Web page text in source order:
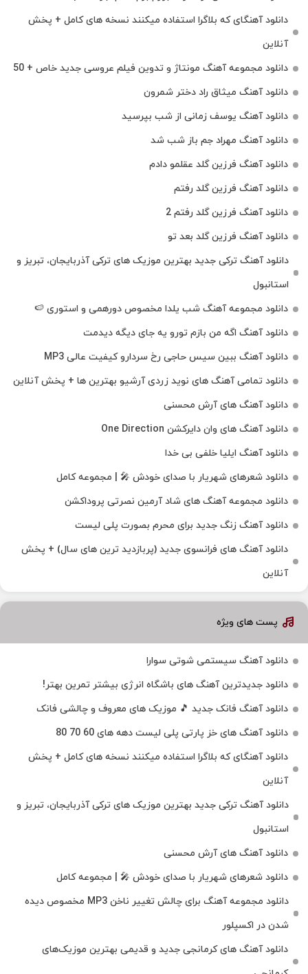
دانلود آهنگای که بلاگرا استفاده میکنند نسخه های کامل + پخش
آنلاین
دانلود مجموعه آهنگ مونتاژ و تدوین فیلم عروسی جدید خاص + 50
دانلود آهنگ میثاق راد دختر شمرون
دانلود آهنگ یوسف زمانی از شب بپرسید
دانلود آهنگ مهراد جم باز شب شد
دانلود آهنگ فرزین گلد عقلمو دادم
دانلود آهنگ فرزین گلد رفتم
دانلود آهنگ فرزین گلد رفتم 2
دانلود آهنگ فرزین گلد بعد تو
دانلود آهنگ ترکی جدید بهترین موزیک‌ های ترکی آذربایجان، تبریز و
استانبول
دانلود مجموعه آهنگ شب یلدا مخصوص دورهمی و استوری 🍉
دانلود آهنگ اگه من بازم تورو یه جای دیگه دیدمت
دانلود آهنگ ببین سیس حاجی رخ سردارو کیفیت عالی MP3
دانلود تمامی آهنگ های نوید زردی آرشیو بهترین ها + پخش آنلاین
دانلود آهنگ های آرش محسنی
دانلود آهنگ های وان دایرکشن One Direction
دانلود آهنگ ایلیا خلفی بی خدا
دانلود شعرهای شهریار با صدای خودش 🎤 | مجموعه کامل
دانلود مجموعه آهنگ های شاد آرمین نصرتی پروداکشن
دانلود آهنگ زنگ جدید برای محرم بصورت پلی لیست
دانلود آهنگ های فرانسوی جدید (پربازدید ترین های سال) + پخش
آنلاین
پست های ویژه
دانلود آهنگ سیستمی شوتی سوارا
دانلود جدیدترین آهنگ‌ های باشگاه انرژی بیشتر تمرین بهتر!
دانلود آهنگ فانک جدید 🎵 موزیک‌ های معروف و چالشی فانک
دانلود آهنگ های خز پارتی پلی لیست دهه های 60 70 80
دانلود آهنگای که بلاگرا استفاده میکنند نسخه های کامل + پخش
آنلاین
دانلود آهنگ ترکی جدید بهترین موزیک‌ های ترکی آذربایجان، تبریز و
استانبول
دانلود آهنگ های آرش محسنی
دانلود شعرهای شهریار با صدای خودش 🎤 | مجموعه کامل
دانلود مجموعه آهنگ برای چالش تغییر ناخن MP3 مخصوص دیده
شدن در اکسپلور
دانلود آهنگ‌ های کرمانجی جدید و قدیمی بهترین موزیک‌های